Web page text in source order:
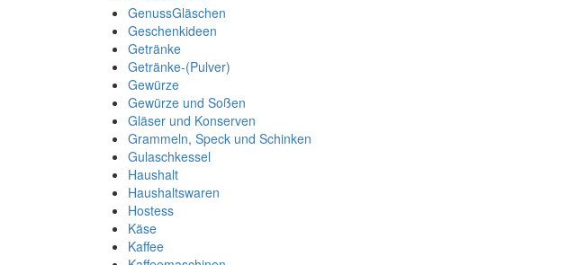
GenussGläschen
Geschenkideen
Getränke
Getränke-(Pulver)
Gewürze
Gewürze und Soßen
Gläser und Konserven
Grammeln, Speck und Schinken
Gulaschkessel
Haushalt
Haushaltswaren
Hostess
Käse
Kaffee